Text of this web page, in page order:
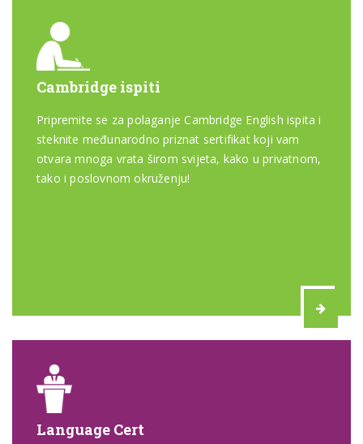
Cambridge ispiti
Pripremite se za polaganje Cambridge English ispita i
steknite međunarodno priznat sertifikat koji vam
otvara mnoga vrata širom svijeta, kako u privatnom,
tako i poslovnom okruženju!
Language Cert